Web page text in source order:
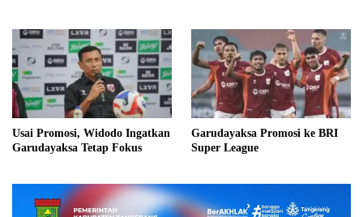
Usai Promosi, Widodo Ingatkan
Garudayaksa Tetap Fokus
Garudayaksa Promosi ke BRI
Super League